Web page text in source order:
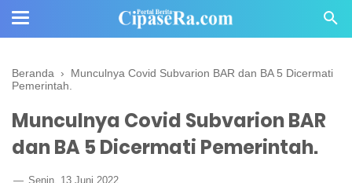
Beranda › Munculnya Covid Subvarion BAR dan BA 5 Dicermati
Pemerintah.
Munculnya Covid Subvarion BAR
dan BA 5 Dicermati Pemerintah.
Senin, 13 Juni 2022